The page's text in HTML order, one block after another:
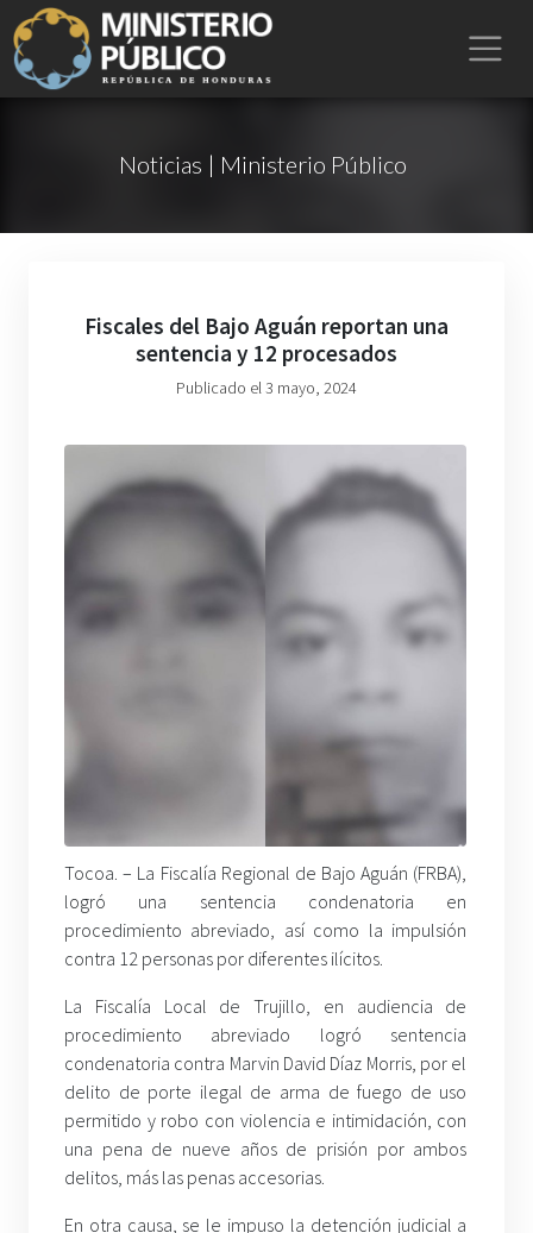
Noticias | Ministerio Público
Fiscales del Bajo Aguán reportan una
sentencia y 12 procesados
Publicado el 3 mayo, 2024
Tocoa. – La Fiscalía Regional de Bajo Aguán (FRBA),
logró una sentencia condenatoria en
procedimiento abreviado, así como la impulsión
contra 12 personas por diferentes ilícitos.
La Fiscalía Local de Trujillo, en audiencia de
procedimiento abreviado logró sentencia
condenatoria contra Marvin David Díaz Morris, por el
delito de porte ilegal de arma de fuego de uso
permitido y robo con violencia e intimidación, con
una pena de nueve años de prisión por ambos
delitos, más las penas accesorias.
En otra causa, se le impuso la detención judicial a